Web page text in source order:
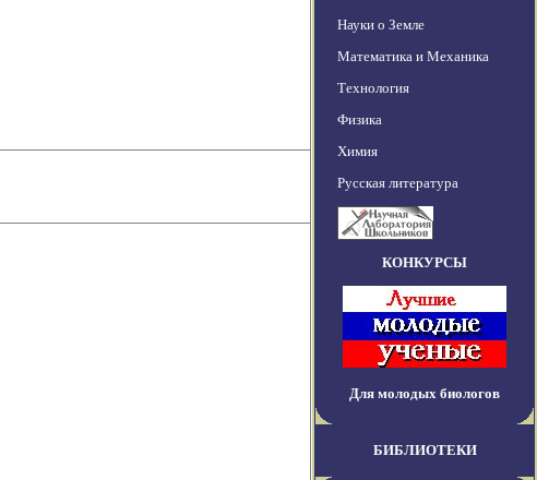
Науки о Земле
Математика и Механика
Технология
Физика
Химия
Русская литература
КОНКУРСЫ
Для молодых биологов
БИБЛИОТЕКИ